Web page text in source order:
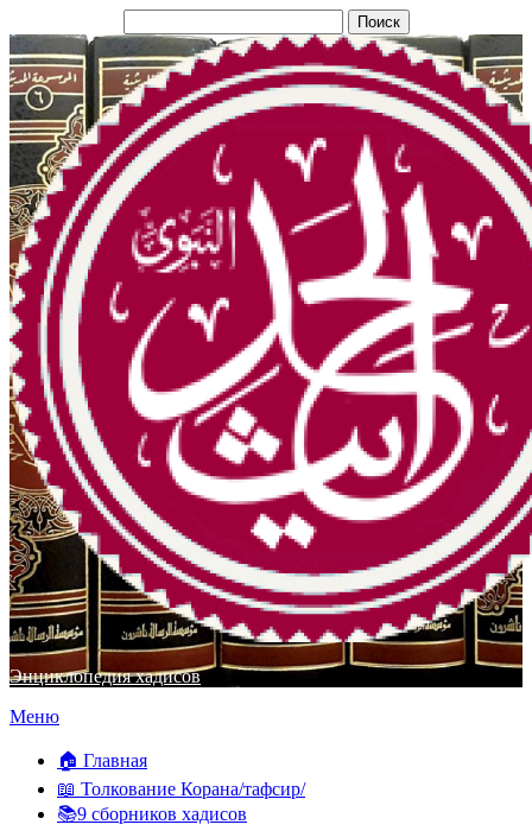
Энциклопедия хадисов
Перейти
содержимому
Меню
🏠 Главная
📖 Толкование Корана/тафсир/
📚9 сборников хадисов